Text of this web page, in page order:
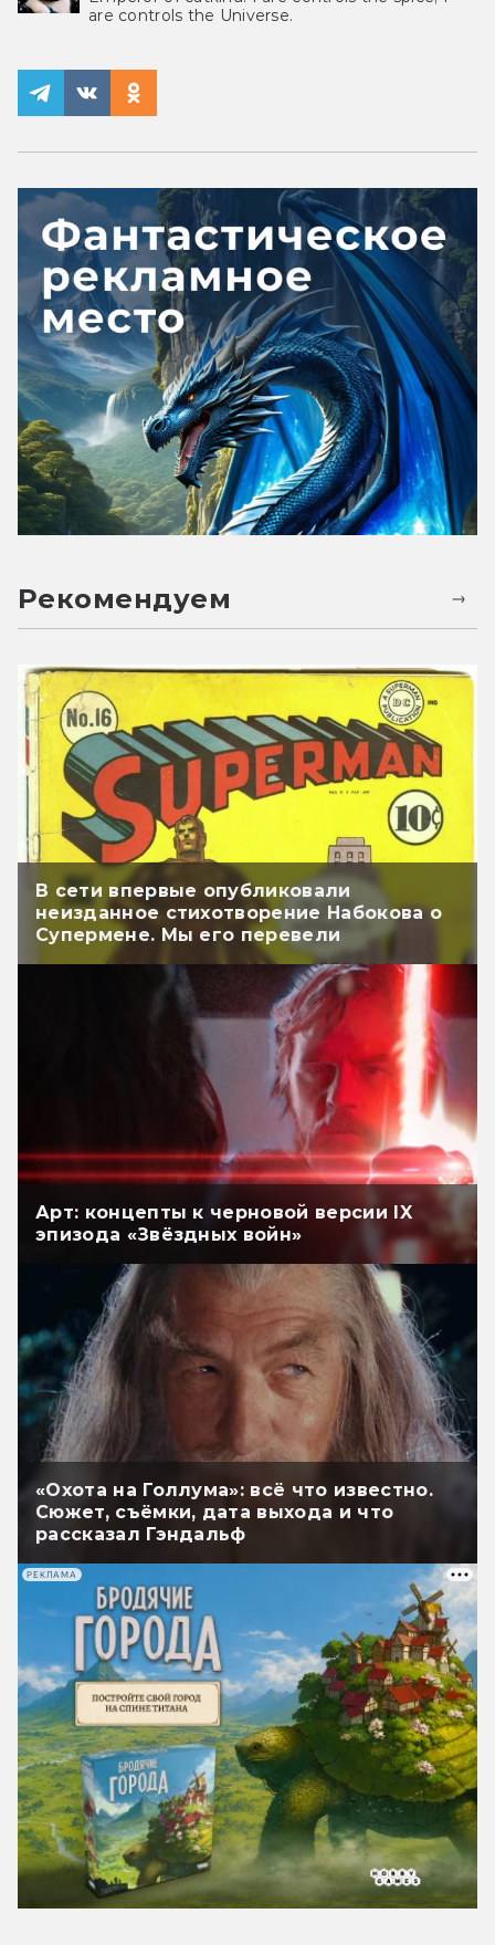
are controls the Universe.
Рекомендуем
В сети впервые опубликовали
неизданное стихотворение Набокова о
Супермене. Мы его перевели
Арт: концепты к черновой версии IX
эпизода «Звёздных войн»
«Охота на Голлума»: всё что известно.
Сюжет, съёмки, дата выхода и что
рассказал Гэндальф
РЕКЛАМА